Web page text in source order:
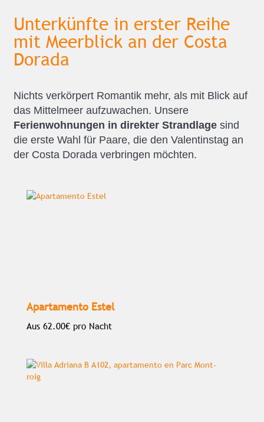
Unterkünfte in erster Reihe
mit Meerblick an der Costa
Dorada
Nichts verkörpert Romantik mehr, als mit Blick auf
das Mittelmeer aufzuwachen. Unsere
Ferienwohnungen in direkter Strandlagesind
die erste Wahl für Paare, die den Valentinstag an
der Costa Dorada verbringen möchten.
Apartamento Estel
Aus 62.00€ pro Nacht